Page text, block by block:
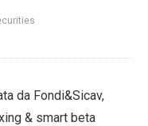
da Fondi&Sicav,
& smart beta